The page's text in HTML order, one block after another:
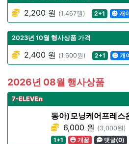
2,200 원 (1,467원) 2+1 개
2023년 10월 행사상품 가격
2,400 원 (1,600원) 2+1 개
2026년 08월 행사상품
7-ELEVEn
동아)모닝케어프레스
6,000 원 (3,000원)
1+1
개꿀 댓글(0)